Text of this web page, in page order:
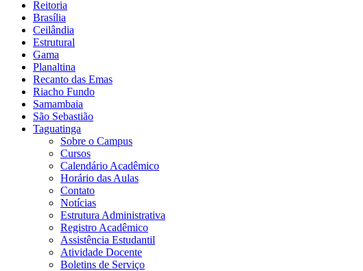
Reitoria
Brasília
Ceilândia
Estrutural
Gama
Planaltina
Recanto das Emas
Riacho Fundo
Samambaia
São Sebastião
Taguatinga
Sobre o Campus
Cursos
Calendário Acadêmico
Horário das Aulas
Contato
Notícias
Estrutura Administrativa
Registro Acadêmico
Assistência Estudantil
Atividade Docente
Boletins de Serviço